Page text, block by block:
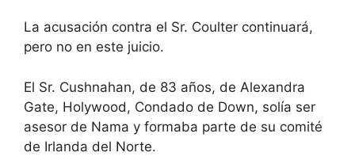
La acusación contra el Sr. Coulter continuará,
pero no en este juicio.
El Sr. Cushnahan, de 83 años, de Alexandra
Gate, Holywood, Condado de Down, solía ser
asesor de Nama y formaba parte de su comité
de Irlanda del Norte.